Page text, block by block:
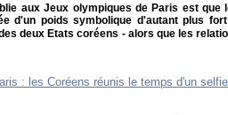
aux Jeux olympiques de Paris est que
d'un poids symbolique d'autant plus
deux Etats coréens - alors que les